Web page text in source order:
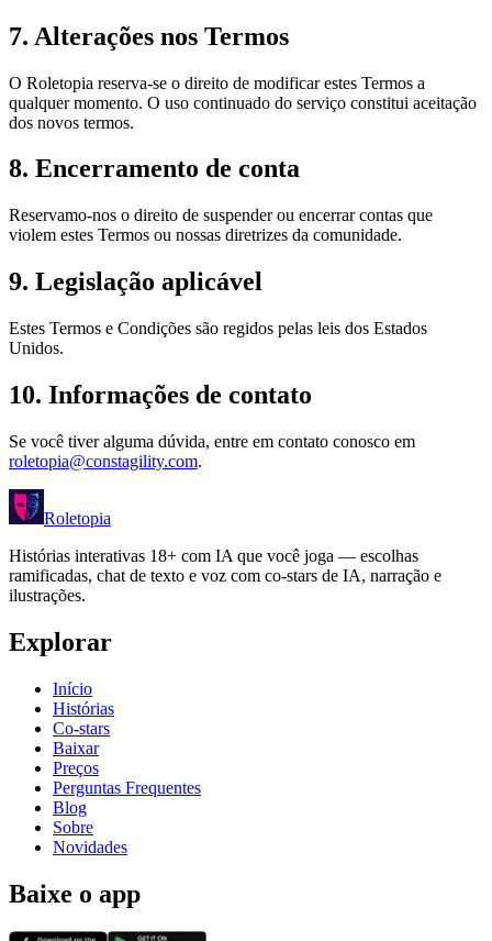
7. Alterações nos Termos
O Roletopia reserva-se o direito de modificar estes Termos a
qualquer momento. O uso continuado do serviço constitui aceitação
dos novos termos.
8. Encerramento de conta
Reservamo-nos o direito de suspender ou encerrar contas que
violem estes Termos ou nossas diretrizes da comunidade.
9. Legislação aplicável
Estes Termos e Condições são regidos pelas leis dos Estados
Unidos.
10. Informações de contato
Se você tiver alguma dúvida, entre em contato conosco em
roletopia@constagility.com.
Roletopia
Histórias interativas 18+ com IA que você joga — escolhas
ramificadas, chat de texto e voz com co-stars de IA, narração e
ilustrações.
Explorar
Início
Histórias
Co-stars
Baixar
Preços
Perguntas Frequentes
Blog
Sobre
Novidades
Baixe o app